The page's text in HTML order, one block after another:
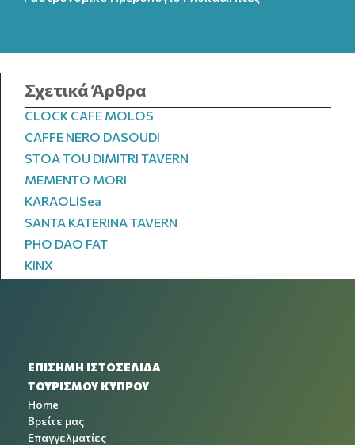
Σχετικά Άρθρα
CLOCK CAFE MOLOS
CAFFE NERO DASOUDI
STOA TOU DIMITRI TAVERN
MEMENTO MORI
KARAOLISea
SANTA KATERINA TAVERN
PHO DAO FAT
KINX
ΕΠΙΣΗΜΗ ΙΣΤΟΣΕΛΙΔΑ
ΤΟΥΡΙΣΜΟΥ ΚΥΠΡΟΥ
Home
Βρείτε μας
Επαγγελματίες